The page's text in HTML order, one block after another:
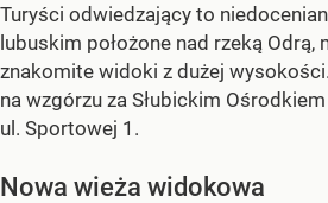
Turyści odwiedzający to
lubuskim położone nad rzeką
znakomite widoki z dużej
na wzgórzu za Słubickim
ul. Sportowej 1.
Nowa wieża widokowa